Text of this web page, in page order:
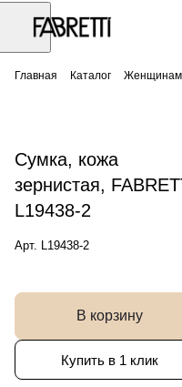
Главная Каталог Женщинам
Сумка, кожа
зернистая,
L19438-2
Арт. L19438-2
В корзину
Купить в 1 клик